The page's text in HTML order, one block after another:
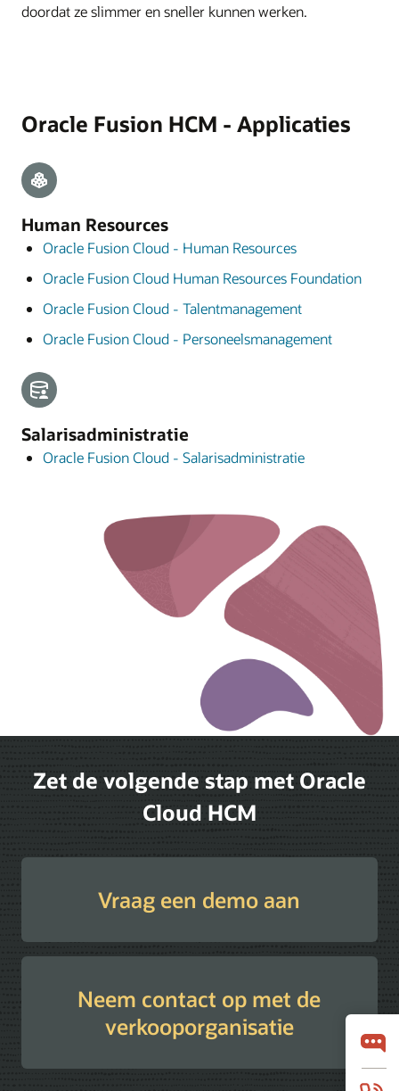
doordat ze slimmer en sneller kunnen werken.
Oracle Fusion HCM - Applicaties
Human Resources
Oracle Fusion Cloud - Human Resources
Oracle Fusion Cloud Human Resources Foundation
Oracle Fusion Cloud - Talentmanagement
Oracle Fusion Cloud - Personeelsmanagement
Salarisadministratie
Oracle Fusion Cloud - Salarisadministratie
Zet de volgende stap met Oracle
Cloud HCM
Vraag een demo aan
Neem contact op met de
verkooporganisatie